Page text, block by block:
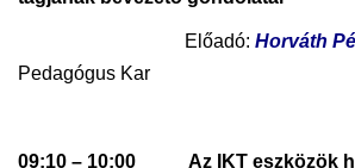
Előadó: Horváth
Pedagógus Kar
09:10 – 10:00
Az IKT eszközök